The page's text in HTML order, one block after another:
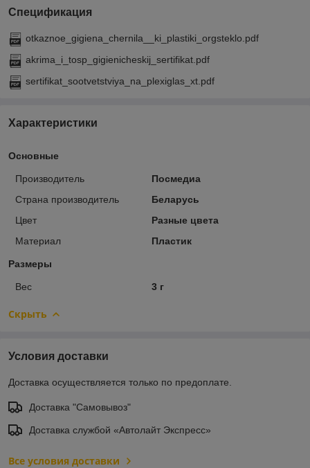
Спецификация
otkaznoe_gigiena_chernila__ki_plastiki_orgsteklo.pdf
akrima_i_tosp_gigienicheskij_sertifikat.pdf
sertifikat_sootvetstviya_na_plexiglas_xt.pdf
Характеристики
Основные
Производитель
Посмедиа
Страна производитель
Беларусь
Цвет
Разные цвета
Материал
Пластик
Размеры
Вес 3 г
Скрыть
Условия доставки
Доставка осуществляется только по предоплате.
Доставка "Самовывоз"
Доставка службой «Автолайт Экспресс»
Все условия доставки